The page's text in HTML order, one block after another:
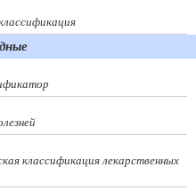
классификация лекарственных